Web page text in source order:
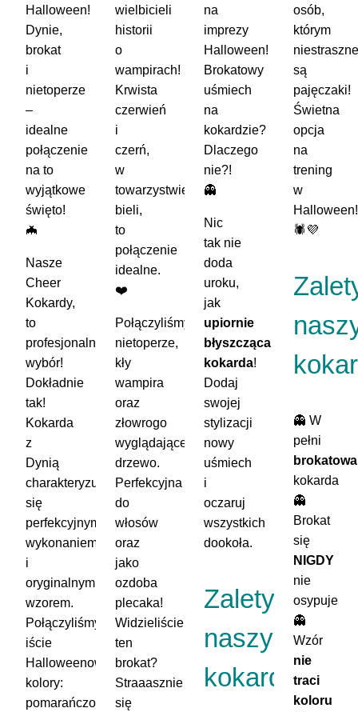
Halloween!
Dynie,
brokat
i
nietoperze
–
idealne
połączenie
na to
wyjątkowe
święto!
🦇
Nasze
Cheer
Kokardy,
to
profesjonalny
wybór!
Dokładnie
tak!
Kokarda
z
Dynią
charakteryzuje
się
perfekcyjnym
wykonaniem
i
oryginalnym
wzorem.
Połączyliśmy
iście
Halloweenowe
kolory:
pomarańczowy
wielbicieli
historii
o
wampirach!
Krwista
czerwień
i
czerń,
w
towarzystwie
bieli,
to
połączenie
idealne.
❤️
Połączyliśmy
nietoperze,
kły
wampira
oraz
złowrogo
wyglądające
drzewo.
Perfekcyjna
do
włosów
oraz
jako
ozdoba
plecaka!
Widzieliście
ten
brokat?
Straaasznie
się
na
imprezy
Halloween!
Brokatowy
uśmiech
na
kokardzie?
Dlaczego
nie?!
👻
Nic
tak nie
doda
uroku,
jak
upiornie
błyszcząca
kokarda!
Dodaj
swojej
stylizacji
nowy
uśmiech
i
oczaruj
wszystkich
dookoła.
Zalety
naszych
kokard:
osób,
którym
niestraszne
są
pajęczaki!
Świetna
opcja
na
trening
w
Halloween!
🕷️💜
👻 W
pełni
brokatowa
kokarda
👻
Brokat
się
NIGDY
nie
osypuje
👻
Wzór
nie
traci
koloru